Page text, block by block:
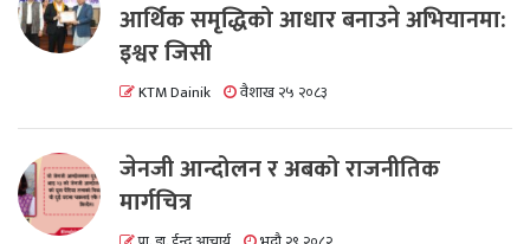
आर्थिक समृद्धिको आधार बनाउने अभियानमा:
इश्वर जिसी
KTM Dainik वैशाख २५ २०८३
जेनजी आन्दोलन र अबको राजनीतिक
मार्गचित्र